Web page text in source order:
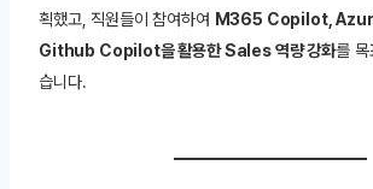
획했고, 직원들이 참여하여 M365 Copilot,
Github Copilot을 활용한 Sales 역량 강화를 목
습니다.